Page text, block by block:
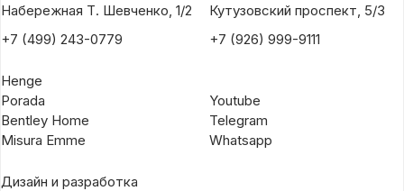
Набережная Т. Шевченко, 1/2
+7 (499) 243-0779
Кутузовский проспект, 5/3
+7 (926) 999-9111
Henge
Porada
Bentley Home
Misura Emme
Youtube
Telegram
Whatsapp
Дизайн и разработка